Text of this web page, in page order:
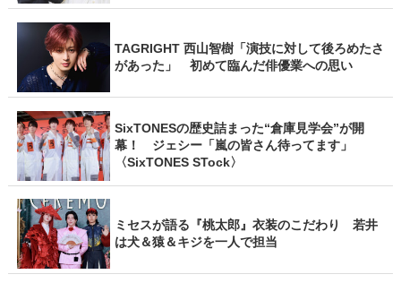
TAGRIGHT 西山智樹「演技に対して後ろめたさ
があった」 初めて臨んだ俳優業への思い
SixTONESの歴史詰まった“倉庫見学会”が開
幕！ ジェシー「嵐の皆さん待ってます」
〈SixTONES STock〉
ミセスが語る『桃太郎』衣装のこだわり 若井
は犬＆猿＆キジを一人で担当